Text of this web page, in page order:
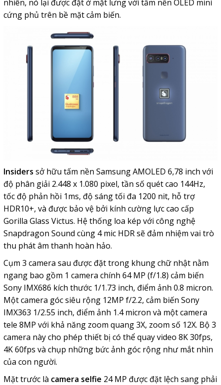
nhiên, nó lại được đặt ở mặt lưng với tấm nền OLED mini
cứng phủ trên bề mặt cảm biến.
Insiders sở hữu tấm nền Samsung AMOLED 6,78 inch với
độ phân giải 2.448 x 1.080 pixel, tần số quét cao 144Hz,
tốc độ phản hồi 1ms, độ sáng tối đa 1200 nit, hỗ trợ
HDR10+, và được bảo vệ bởi kính cường lực cao cấp
Gorilla Glass Victus. Hệ thống loa kép với công nghệ
Snapdragon Sound cùng 4 mic HDR sẽ đảm nhiệm vai trò
thu phát âm thanh hoàn hảo.
Cụm 3 camera sau được đặt trong khung chữ nhật nằm
ngang bao gồm 1 camera chính 64 MP (f/1.8) cảm biến
Sony IMX686 kích thước 1/1.73 inch, điểm ảnh 0.8 micron.
Một camera góc siêu rộng 12MP f/2.2, cảm biến Sony
IMX363 1/2.55 inch, điểm ảnh 1.4 micron và một camera
tele 8MP với khả năng zoom quang 3X, zoom số 12X. Bộ 3
camera này cho phép thiết bị có thể quay video 8K 30fps,
4K 60fps và chụp những bức ảnh góc rộng như mắt nhìn
của con người.
Mặt trước là camera selfie 24 MP được đặt lệch sang phải